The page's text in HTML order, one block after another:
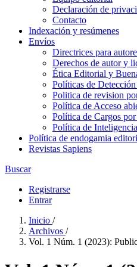
Declaración de
Contacto
Indexación y resúmenes
Envíos
Directrices para
Derechos de autor y
Ética Editorial y
Políticas de
Politica de revision
Política de Acceso
Política de Cargos
Política de
Política de endogamia
Revistas Sapiens
Buscar
Registrarse
Entrar
Inicio /
Archivos /
Vol. 1 Núm. 1 (2023):